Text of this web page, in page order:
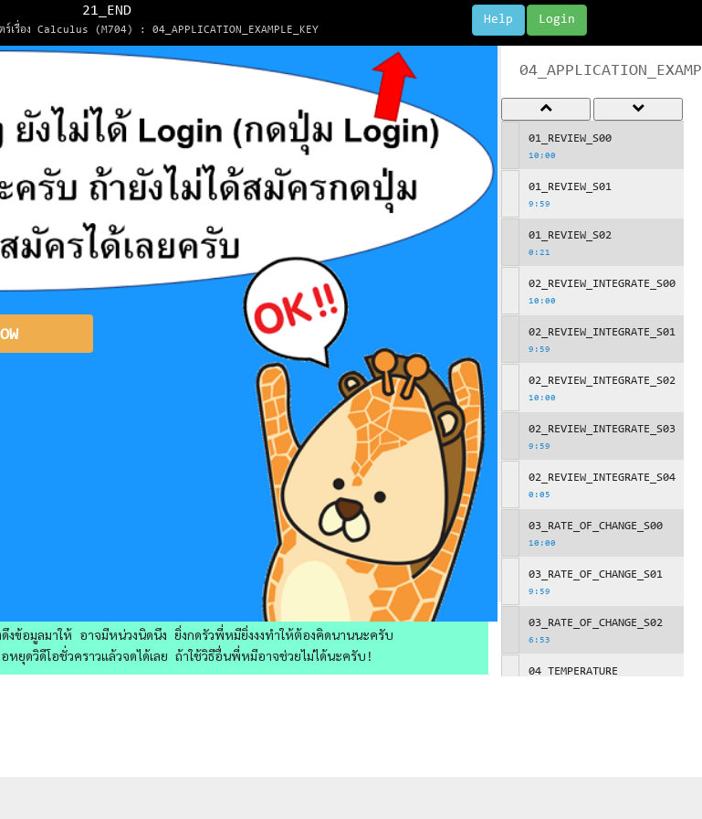
Login
Help
21_END
เรื่อง Calculus (M704) : 04_APPLICATION_EXAMPLE_KEY
อมูลมาให้ อาจมีหน่วงนิดนึง ยิ่งกดรัวพี่หมียิ่งงงทำให้ต้องคิดนานนะครับ
ยุดวิดีโอชั่วคราวแล้วจดได้เลย ถ้าใช้วิธีอื่นพี่หมีอาจช่วยไม่ได้นะครับ!
01_REVIEW_S00
10:00
01_REVIEW_S01
9:59
01_REVIEW_S02
0:21
02_REVIEW_INTEGRATE_S00
10:00
02_REVIEW_INTEGRATE_S01
9:59
02_REVIEW_INTEGRATE_S02
10:00
02_REVIEW_INTEGRATE_S03
9:59
02_REVIEW_INTEGRATE_S04
0:05
03_RATE_OF_CHANGE_S00
10:00
03_RATE_OF_CHANGE_S01
9:59
03_RATE_OF_CHANGE_S02
6:53
04_TEMPERATURE